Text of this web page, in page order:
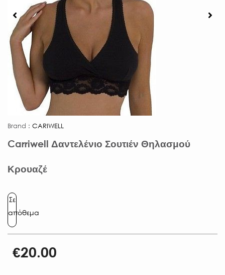
Brand : CARIWELL
Carriwell Δαντελένιο Σουτιέν Θηλασμού
Κρουαζέ
Σε
απόθεμα
€20.00